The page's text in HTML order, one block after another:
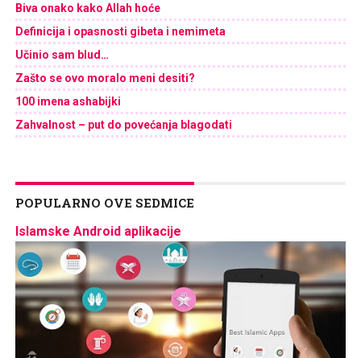
Biva onako kako Allah hoće
Definicija i opasnosti gibeta i nemimeta
Učinio sam blud…
Zašto se ovo moralo meni desiti?
100 imena ashabijki
Zahvalnost – put do povećanja blagodati
POPULARNO OVE SEDMICE
Islamske Android aplikacije